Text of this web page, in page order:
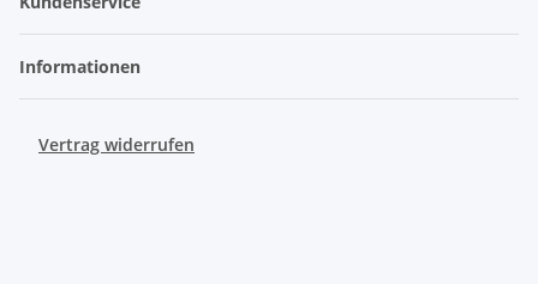
Informationen
Vertrag widerrufen